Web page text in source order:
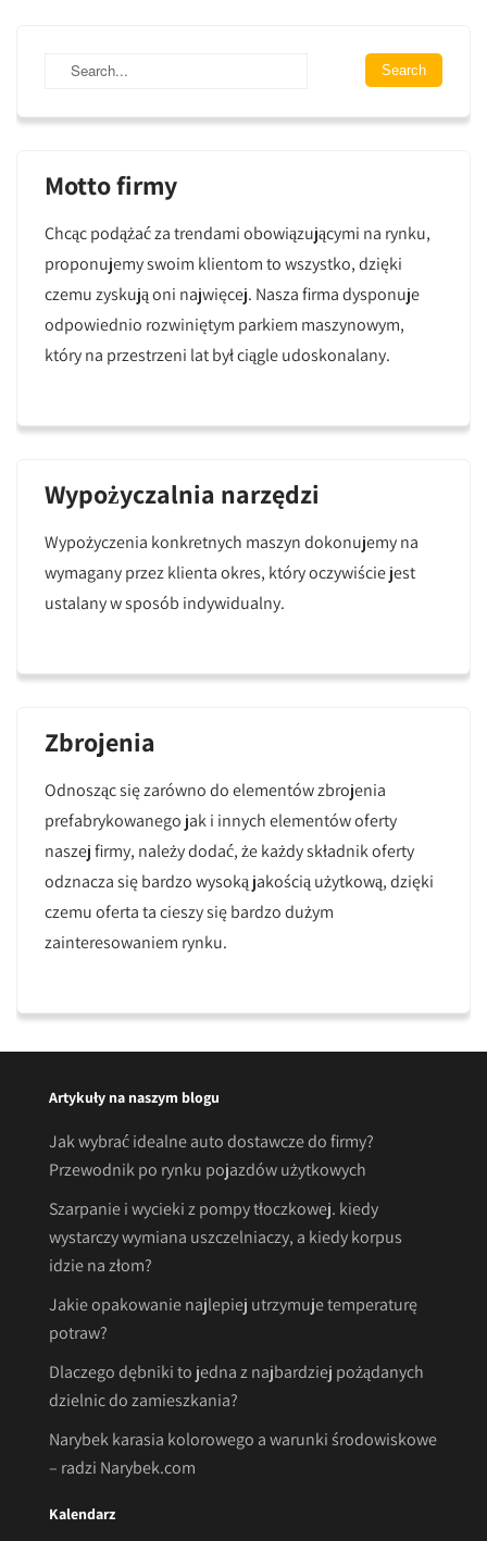
Motto firmy
Chcąc podążać za trendami obowiązującymi na rynku,
proponujemy swoim klientom to wszystko, dzięki
czemu zyskują oni najwięcej. Nasza firma dysponuje
odpowiednio rozwiniętym parkiem maszynowym,
który na przestrzeni lat był ciągle udoskonalany.
Wypożyczalnia narzędzi
Wypożyczenia konkretnych maszyn dokonujemy na
wymagany przez klienta okres, który oczywiście jest
ustalany w sposób indywidualny.
Zbrojenia
Odnosząc się zarówno do elementów zbrojenia
prefabrykowanego jak i innych elementów oferty
naszej firmy, należy dodać, że każdy składnik oferty
odznacza się bardzo wysoką jakością użytkową, dzięki
czemu oferta ta cieszy się bardzo dużym
zainteresowaniem rynku.
Artykuły na naszym blogu
Jak wybrać idealne auto dostawcze do firmy?
Przewodnik po rynku pojazdów użytkowych
Szarpanie i wycieki z pompy tłoczkowej. kiedy
wystarczy wymiana uszczelniaczy, a kiedy korpus
idzie na złom?
Jakie opakowanie najlepiej utrzymuje temperaturę
potraw?
Dlaczego dębniki to jedna z najbardziej pożądanych
dzielnic do zamieszkania?
Narybek karasia kolorowego a warunki środowiskowe
– radzi Narybek.com
Kalendarz